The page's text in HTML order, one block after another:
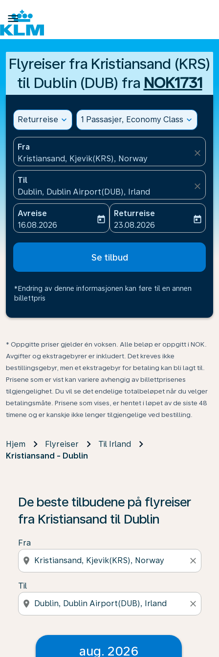

Flyreiser fra Kristiansand (KRS)
til Dublin (DUB) fra NOK1731
Returreise expand_more 1 Passasjer, Economy Class expand_more
Fra
Kristiansand, Kjevik(KRS), Norway
close
Til
Dublin, Dublin Airport(DUB), Irland
close
Avreise
fc-booking-departure-date-aria-label
16.08.2026
today
Returreise
fc-booking-return-date-
23.08.2026
today
Se tilbud
*Endring av denne informasjonen kan føre til en annen
billettpris
* Oppgitte priser gjelder én voksen. Alle beløp er oppgitt i NOK.
Avgifter og ekstragebyrer er inkludert. Det kreves ikke
bestillingsgebyr, men et ekstragebyr for betaling kan bli lagt til.
Prisene som er vist kan variere avhengig av billettprisenes
tilgjengelighet. Du vil se det endelige totalbeløpet når du velger
betalingsmåte. Prisene som vises, er hentet i løpet av de siste 48
timene og er kanskje ikke lenger tilgjengelige ved bestilling.
Hjem Flyreiser
Til Irland
Kristiansand - Dublin
De beste tilbudene på flyreiser
fra Kristiansand til Dublin
Fra
location_on close
Til
location_on close
aug. 2026